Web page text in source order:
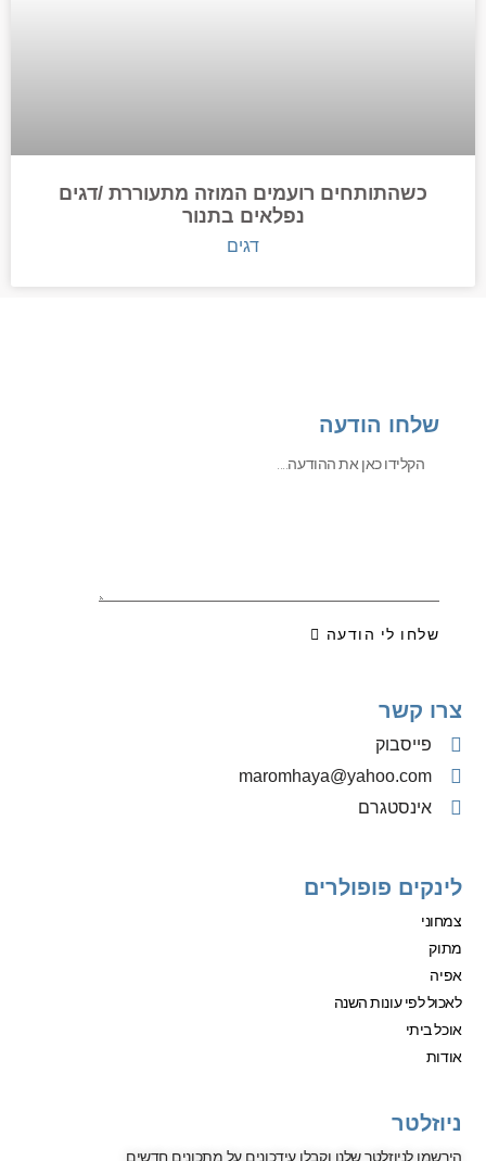
כשהתותחים רועמים המוזה מתעוררת /דגים
נפלאים בתנור
דגים
שלחו הודעה
שלחו לי הודעה
צרו קשר
פייסבוק
‫maromhaya@yahoo.com
אינסטגרם
לינקים פופולרים
צמחוני
מתוק
אפיה
לאכול לפי עונות השנה
אוכל ביתי
אודות
ניוזלטר
הירשמו לניוזלטר שלנו וקבלו עידכונים על מתכונים חדשים.